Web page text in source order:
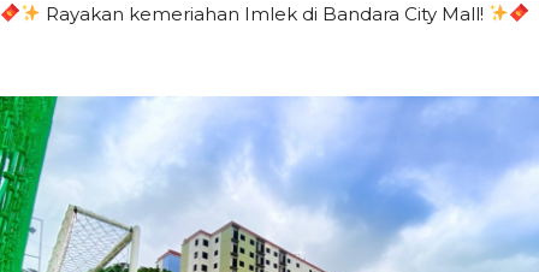
Rayakan kemeriahan Imlek di Bandara City Mall!